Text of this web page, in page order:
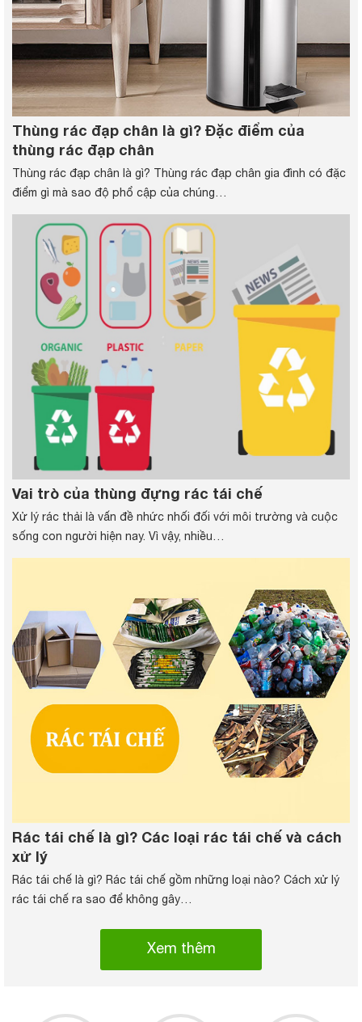
Thùng rác đạp chân là gì? Đặc điểm của
thùng rác đạp chân
Thùng rác đạp chân là gì? Thùng rác đạp chân gia đình có đặc
điểm gì mà sao độ phổ cập của chúng…
Vai trò của thùng đựng rác tái chế
Xử lý rác thải là vấn đề nhức nhối đối với môi trường và cuộc
sống con người hiện nay. Vì vậy, nhiều…
Rác tái chế là gì? Các loại rác tái chế và cách
xử lý
Rác tái chế là gì? Rác tái chế gồm những loại nào? Cách xử lý
rác tái chế ra sao để không gây…
Xem thêm